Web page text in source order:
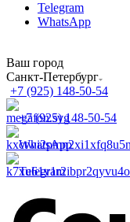
Telegram
WhatsApp
Ваш город
Санкт-Петербург
+7 (925) 148-50-54
+7 (925) 148-50-54
WhatsApp
Telegram